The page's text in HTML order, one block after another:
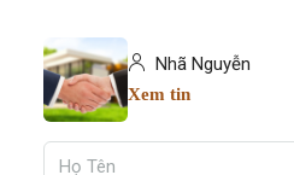
Nhã Nguyễn
Xem tin